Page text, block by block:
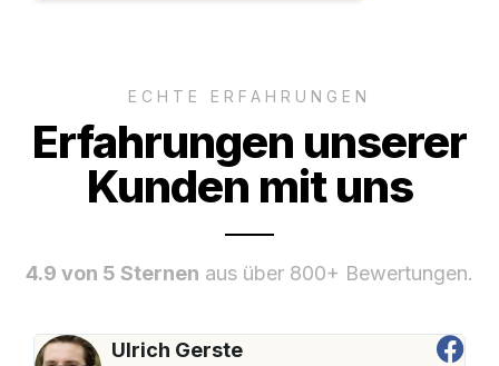
ECHTE ERFAHRUNGEN
Erfahrungen unserer
Kunden mit uns
4.9 von 5 Sternen aus über 800+ Bewertungen.
Ulrich Gerste